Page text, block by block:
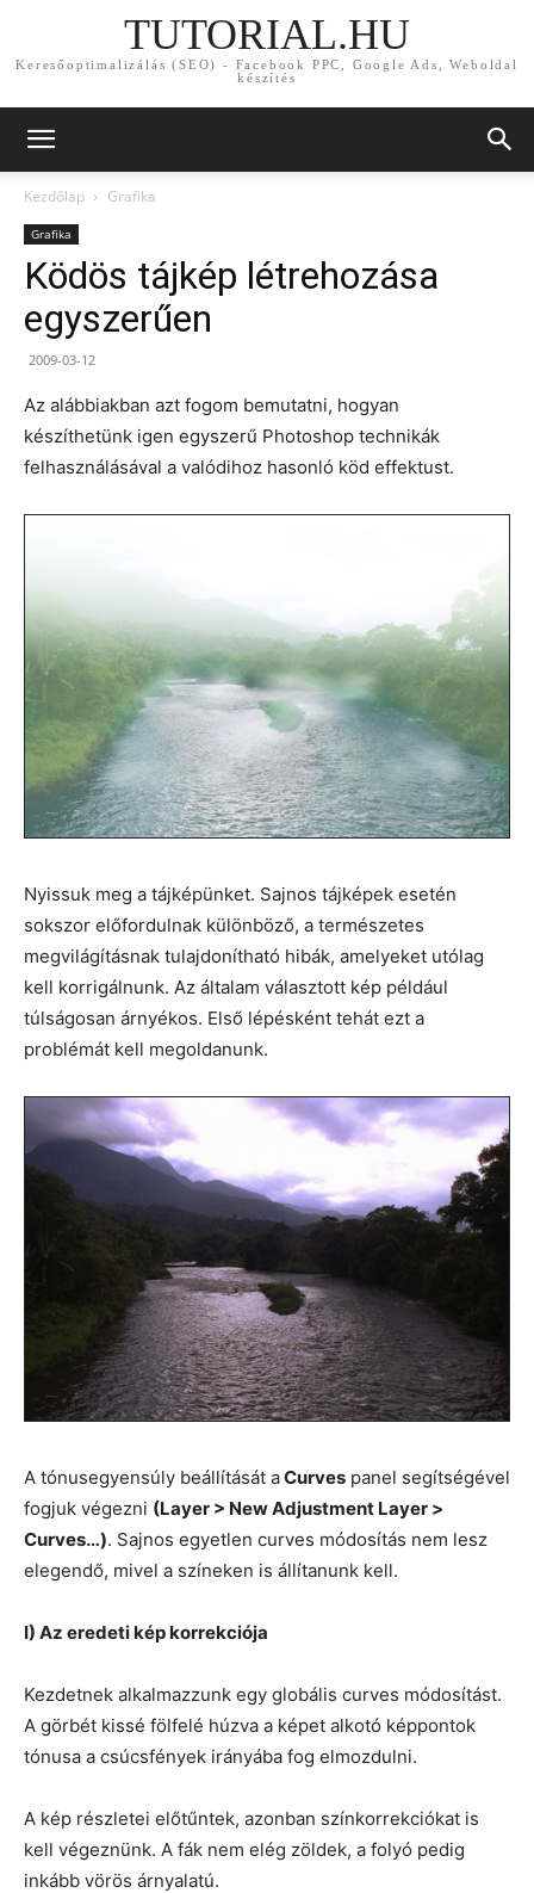
TUTORIAL.HU
Keresőoptimalizálás (SEO) - Facebook PPC, Google Ads, Weboldal
készítés
Kezdőlap Grafika
Grafika
Ködös tájkép létrehozása
egyszerűen
2009-03-12
Az alábbiakban azt fogom bemutatni, hogyan
készíthetünk igen egyszerű Photoshop technikák
felhasználásával a valódihoz hasonló köd effektust.
Nyissuk meg a tájképünket. Sajnos tájképek esetén
sokszor előfordulnak különböző, a természetes
megvilágításnak tulajdonítható hibák, amelyeket utólag
kell korrigálnunk. Az általam választott kép például
túlságosan árnyékos. Első lépésként tehát ezt a
problémát kell megoldanunk.
A tónusegyensúly beállítását aCurves panel segítségével
fogjuk végezni (Layer > New Adjustment Layer >
Curves…). Sajnos egyetlen curves módosítás nem lesz
elegendő, mivel a színeken is állítanunk kell.
I) Az eredeti kép korrekciója
Kezdetnek alkalmazzunk egy globális curves módosítást.
A görbét kissé fölfelé húzva a képet alkotó képpontok
tónusa a csúcsfények irányába fog elmozdulni.
A kép részletei előtűntek, azonban színkorrekciókat is
kell végeznünk. A fák nem elég zöldek, a folyó pedig
inkább vörös árnyalatú.